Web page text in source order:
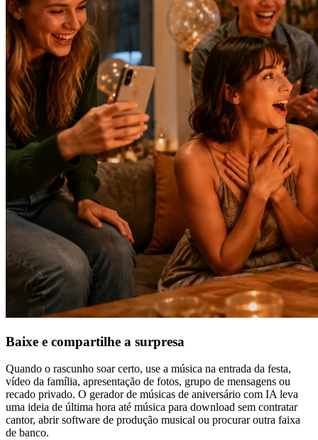
Baixe e compartilhe a surpresa
Quando o rascunho soar certo, use a música na entrada da festa,
vídeo da família, apresentação de fotos, grupo de mensagens ou
recado privado. O gerador de músicas de aniversário com IA leva
uma ideia de última hora até música para download sem contratar
cantor, abrir software de produção musical ou procurar outra faixa
de banco.